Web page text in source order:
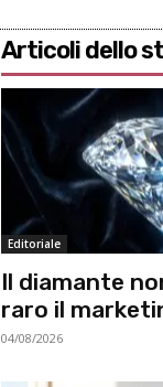
Articoli dello
Editoriale
Il diamante
raro il
04/08/2026